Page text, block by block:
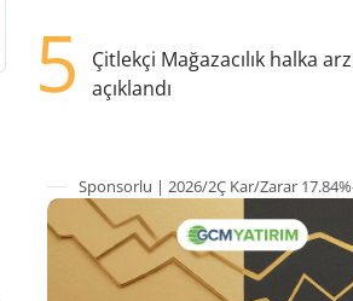
5
Çitlekçi Mağazacılık halka
açıklandı
Sponsorlu | 2026/2Ç Kar/Zarar